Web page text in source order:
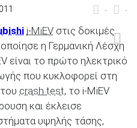
το!
- -
i-MiEV στις δοκιμές
η Γερμανική Λέσχη
είναι το πρώτο ηλεκτρικό
που κυκλοφορεί στη
crash test, το i-MiEV
και έκλεισε
υψηλής τάσης,